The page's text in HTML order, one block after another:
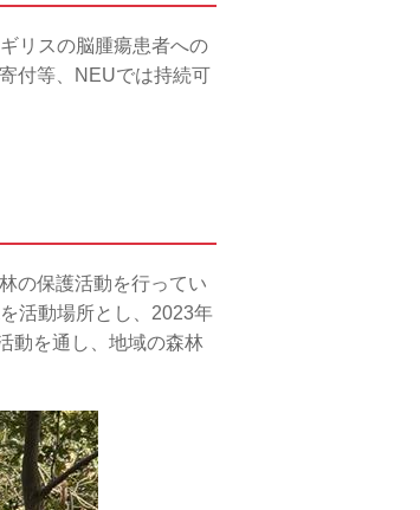
リスの脳腫瘍患者への
付等、NEUでは持続可
の保護活動を行ってい
活動場所とし、2023年
動を通し、地域の森林